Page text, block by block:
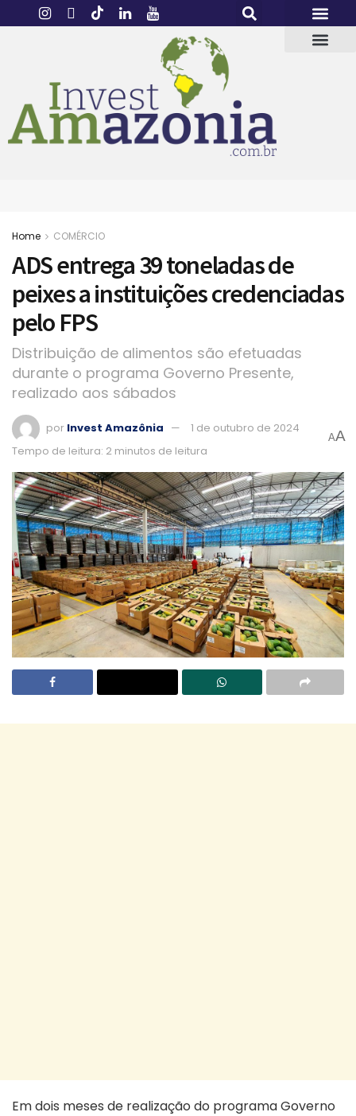
Home COMÉRCIO
ADS entrega 39 toneladas de
peixes a instituições credenciadas
pelo FPS
Distribuição de alimentos são efetuadas
durante o programa Governo Presente,
realizado aos sábados
por Invest Amazônia
1 de outubro de 2024
Tempo de leitura: 2 minutos de leitura
AA
Em dois meses de realização do programa Governo